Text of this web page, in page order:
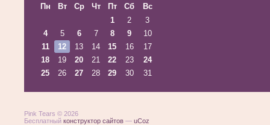
Пн
Вт Ср Чт Пт Сб
Вс
1
2
3
4
5 6 7 8 9
10
11
12 13 14 15 16
17
18
19 20 21 22 23
24
25
26 27 28 29 30 31
Pink Tears © 2026
Бесплатный конструктор сайтов — uCoz